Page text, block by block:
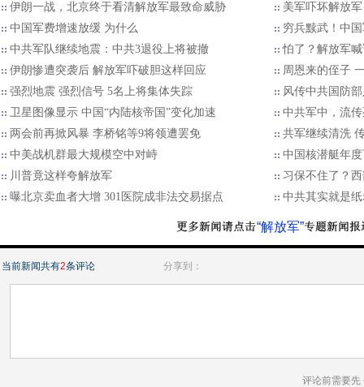
伊朗一战，北京终于看清解放军最致命威胁
美军吓坏解放
中国军费增速放缓 为什么
穷兵黩武！中
中共军队继续地震：中共3退役上将被撤
怕了？解放军
伊朗惨遭突袭后 解放军吓破胆这样回应
周恩来的侄子
强烈地震 强烈信号 5名上将集体失踪
风传中共国防
卫星图像显示 中国“内陆核帝国”变化加速
中共军中，流
两会前再掀风暴 李桥铭等9将领遭罢免
共军继续清洗
中美战机群最大规模空中对峙
中国核潜艇年
川普竟这样夸解放军
习保不住了？
曝北京卖血者大增 301医院成非法交易据点
中共其实就是
“解放军”
当前新闻共有2条评论 分享到：
评论前需要先